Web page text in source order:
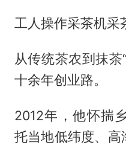
工人操作采茶机采
从传统茶农到抹茶
十余年创业路。
2012年，他怀揣
托当地低纬度、高